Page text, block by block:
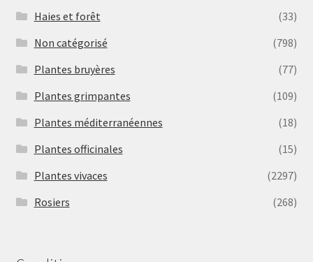
Haies et forêt
(33)
Non catégorisé
(798)
Plantes bruyères
(77)
Plantes grimpantes
(109)
Plantes méditerranéennes
(18)
Plantes officinales
(15)
Plantes vivaces
(2297)
Rosiers
(268)